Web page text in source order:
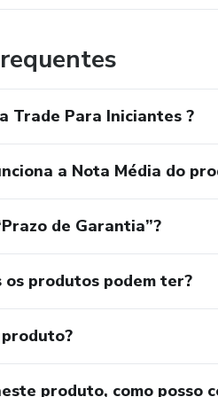
Trade Para Iniciantes ?
a Nota Média do
de Garantia”?
produtos podem ter?
produto?
produto, como posso